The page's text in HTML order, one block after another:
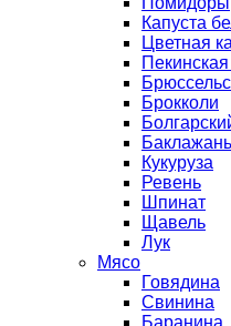
Капуста
Цветная
Пекинская
Брокколи
Кукуруза
Ревень
Шпинат
Щавель
Лук
Мясо
Говядина
Свинина
Баранина